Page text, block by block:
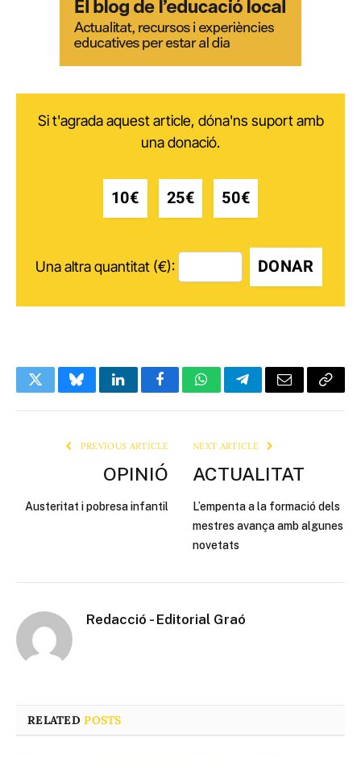
Si t'agrada aquest article, dóna'ns suport amb
una donació.
10€ 25€ 50€
Una altra quantitat (€): DONAR
TwitterBlueskyLinkedInFacebookWhatsAppTelegramEmail Copy
PREVIOUS ARTICLE
OPINIÓ
Austeritat i pobresa infantil
NEXT ARTICLE
ACTUALITAT
L’empenta a la formació dels
mestres avança amb algunes
novetats
Redacció - Editorial Graó
RELATEDPOSTS